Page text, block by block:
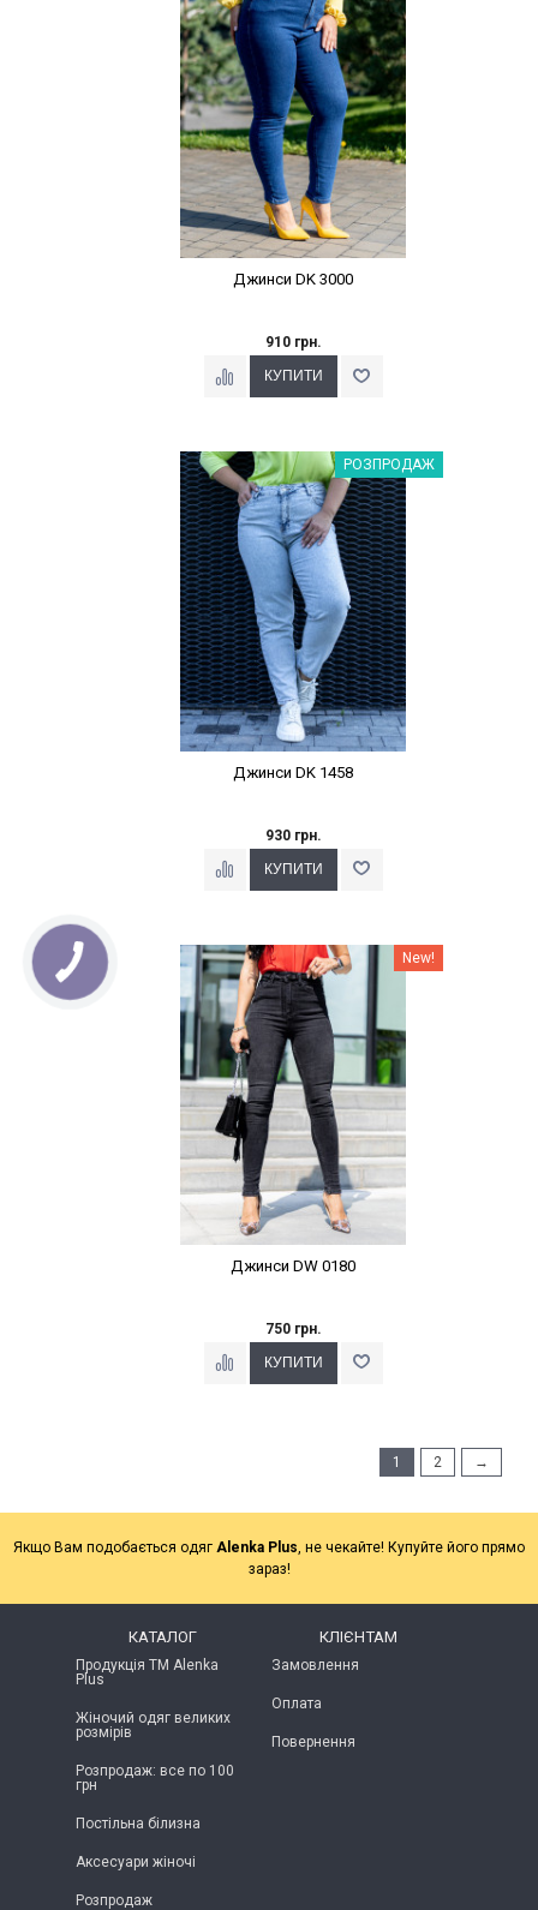
Джинси DK 3000
910 грн.
Наклейки Варіант з %РОЗПРОДАЖ
Джинси DK 1458
930 грн.
Наклейки Варіант з % New!
Джинси DW 0180
750 грн.
1 2 →
Якщо Вам подобається одяг Alenka Plus , не чекайте! Купуйте його прямо
зараз!
КАТАЛОГ
Продукція ТМ Alenka
Plus
Жіночий одяг великих
розмірів
Розпродаж: все по 100
грн
Постільна білизна
Аксесуари жіночі
Розпродаж
КЛІЄНТАМ
Замовлення
Оплата
Повернення